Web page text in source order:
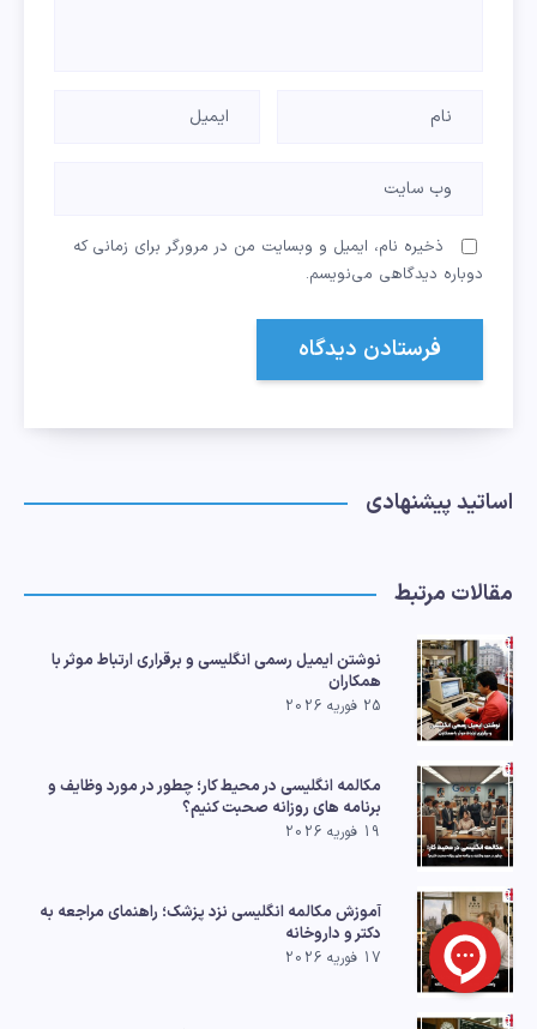
ذخیره نام، ایمیل و وبسایت من در مرورگر برای زمانی که
دوباره دیدگاهی می‌نویسم.
اساتید پیشنهادی
مقالات مرتبط
نوشتن ایمیل رسمی انگلیسی و برقراری ارتباط موثر با
همکاران
25 فوریه 2026
مکالمه انگلیسی در محیط کار؛ چطور در مورد وظایف و
برنامه های روزانه صحبت کنیم؟
19 فوریه 2026
آموزش مکالمه انگلیسی نزد پزشک؛ راهنمای مراجعه به
دکتر و داروخانه
17 فوریه 2026